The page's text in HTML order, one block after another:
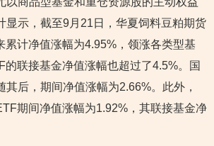
显示，截至9月21日，华夏饲料豆粕期货
累计净值涨幅为4.95%，领涨各类型基
的联接基金净值涨幅也超过了4.5%。国
其后，期间净值涨幅为2.66%。此外，
期间净值涨幅为1.92%，其联接基金净